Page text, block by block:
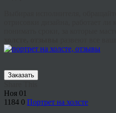
Заказать
Ноя 01
1184 0 Портрет на холсте